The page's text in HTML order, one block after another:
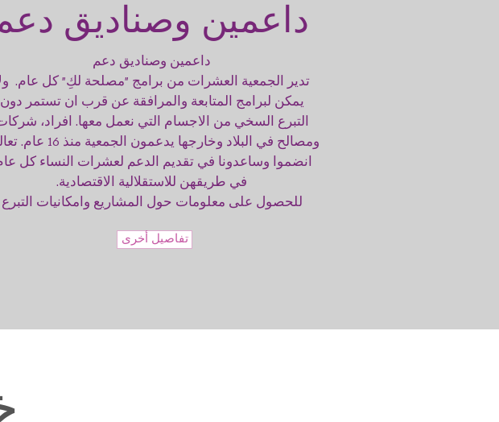
داعمين وصناديق
داعمين وصناديق دعم
تدير الجمعية العشرات من برامج "مصلحة لكِ" كل عام.
يمكن لبرامج المتابعة والمرافقة عن قرب ان تستمر دون
التبرع السخي من الاجسام التي نعمل معها. افراد،
ومصالح في البلاد وخارجها يدعمون الجمعية
انضموا وساعدونا في تقديم الدعم لعشرات النساء كل
في طريقهن للاستقلالية الاقتصادية.
للحصول على معلومات حول المشاريع وامكانيات التبرع
تفاصيل أخرى